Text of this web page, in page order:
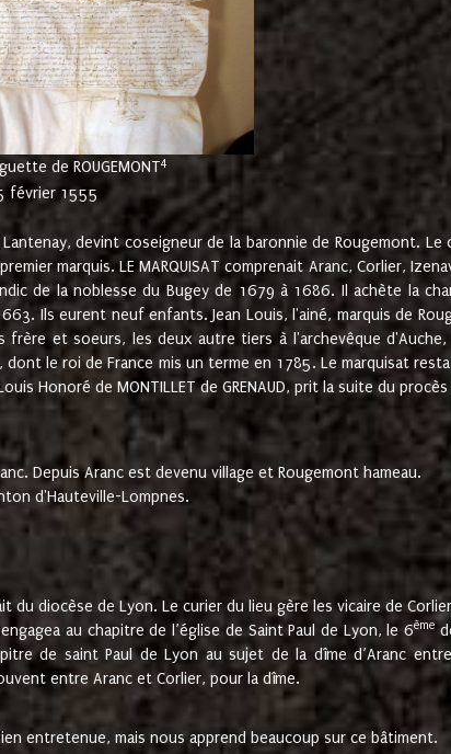
de ROUGEMONT4
février 1555
devint coseigneur de la baronnie de Rougemont.
marquis. LE MARQUISAT comprenait Aranc, Corlier,
de la noblesse du Bugey de 1679 à 1686. Il achète la
Ils eurent neuf enfants. Jean Louis, l'ainé, marquis de
et soeurs, les deux autre tiers à l'archevêque d'Auche,
le roi de France mis un terme en 1785. Le marquisat resta
Honoré de MONTILLET de GRENAUD, prit la suite du
Depuis Aranc est devenu village et Rougemont hameau.
d'Hauteville-Lompnes.
du diocèse de Lyon. Le curier du lieu gère les vicaire de
au chapitre de l’église de Saint Paul de Lyon, le 6ème
de saint Paul de Lyon au sujet de la dîme d’Aranc
entre Aranc et Corlier, pour la dîme.
entretenue, mais nous apprend beaucoup sur ce bâtiment.